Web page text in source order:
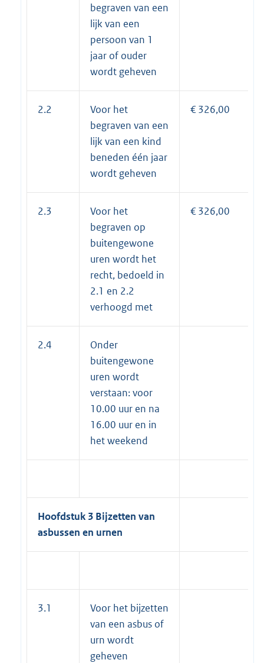
begraven van een
lijk van een
persoon van 1
jaar of ouder
wordt geheven
2.2
Voor het
begraven van een
lijk van een kind
beneden één jaar
wordt geheven
€ 326,00
2.3
Voor het
begraven op
buitengewone
uren wordt het
recht, bedoeld in
2.1 en 2.2
verhoogd met
€ 326,00
2.4
Onder
buitengewone
uren wordt
verstaan: voor
10.00 uur en na
16.00 uur en in
het weekend
Hoofdstuk 3 Bijzetten van
asbussen en urnen
3.1
Voor het bijzetten
van een asbus of
urn wordt
geheven